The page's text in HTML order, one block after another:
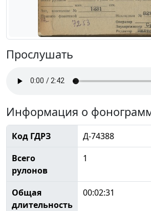
Прослушать
Информация о
Код ГДРЗ
Д-74388
Всего
рулонов
1
Общая
длительность
00:02:31